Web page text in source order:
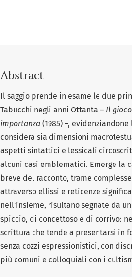
Abstract
Il saggio prende in esame le due
Tabucchi negli anni Ottanta – Il
importanza (1985) –,
considera sia dimensioni
aspetti sintattici e lessicali
alcuni casi emblematici. Emerge la
breve del racconto, trame
attraverso ellissi e reticenze
nell’insieme, risultano segnate da
spiccio, di concettoso e di corrivo:
scrittura che tende a presentarsi in
senza cozzi espressionistici, con
più comuni e colloquiali con i